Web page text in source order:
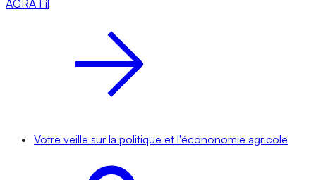
AGRA Fil
Votre veille sur la politique et l'écononomie agricole